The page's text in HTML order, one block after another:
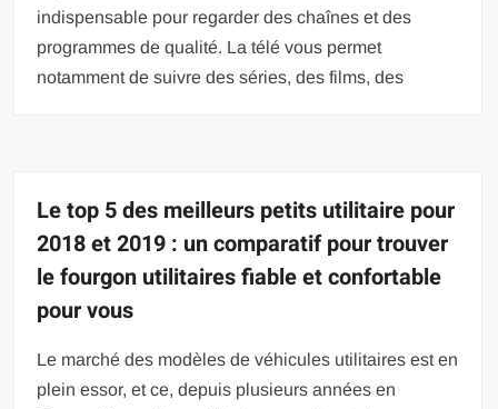
indispensable pour regarder des chaînes et des
programmes de qualité. La télé vous permet
notamment de suivre des séries, des films, des
Le top 5 des meilleurs petits utilitaire pour
2018 et 2019 : un comparatif pour trouver
le fourgon utilitaires fiable et confortable
pour vous
Le marché des modèles de véhicules utilitaires est en
plein essor, et ce, depuis plusieurs années en